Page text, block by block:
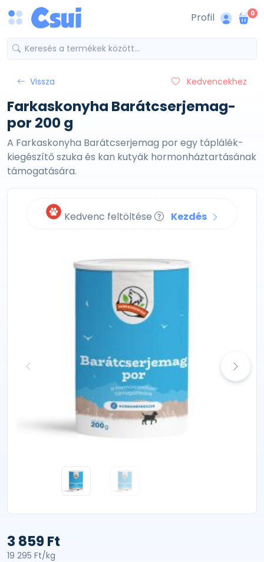
Profil 0
Vissza Kedvencekhez
Farkaskonyha Barátcserjemag-
por 200 g
A Farkaskonyha Barátcserjemag por egy táplálék-
kiegészítő szuka és kan kutyák hormonháztartásának
támogatására.
Kedvenc feltöltése Kezdés
3 859 Ft
19 295 Ft/kg